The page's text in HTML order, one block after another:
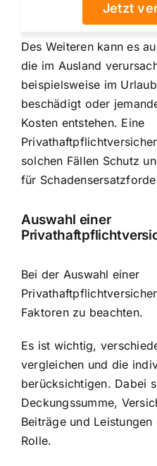
Jetzt
Des Weiteren kann es
die im Ausland
beispielsweise im
beschädigt oder
Kosten entstehen. Eine
solchen Fällen Schutz
für
Auswahl einer
Bei der Auswahl einer
Faktoren zu beachten.
Es ist wichtig,
vergleichen und die
berücksichtigen. Dabei
Deckungssumme,
Beiträge und
Rolle.